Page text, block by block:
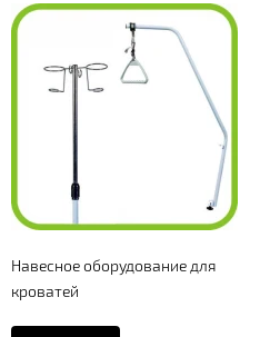
Навесное оборудование для
кроватей